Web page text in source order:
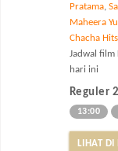
Pratama,
Maheera
Chacha Hits
Jadwal film
hari ini
Reguler
13:00
LIHAT DI